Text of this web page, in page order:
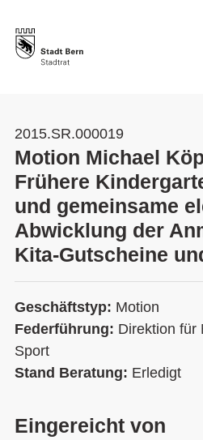
2015.SR.000019
Motion Michael
Frühere
und gemeinsame
Abwicklung der
Kita-Gutscheine
Geschäftstyp: Motion
Federführung: Direktion für
Sport
Stand Beratung: Erledigt
Eingereicht von